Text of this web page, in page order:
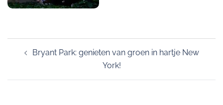
Post
navigation
Bryant Park: genieten van groen in hartje New
York!